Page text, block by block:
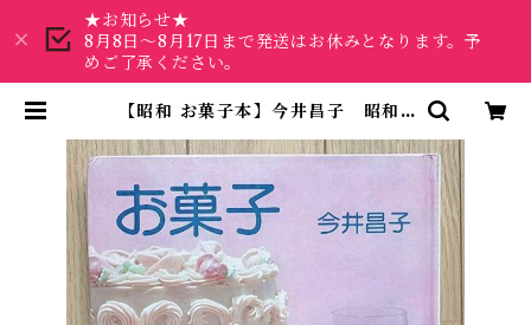
★お知らせ★
8月8日～8月17日まで発送はお休みとなります。予
めご了承ください。
【昭和 お菓子本】今井昌子 昭和5